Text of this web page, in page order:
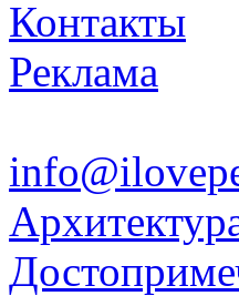
Контакты
Реклама